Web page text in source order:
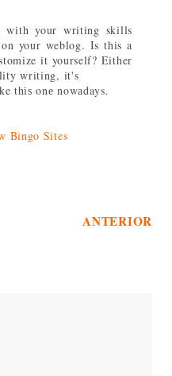
with your writing skills
your weblog. Is this a
it yourself? Either
writing, it's
thіѕ onе nowаdays.
Bingo Sites
ANTERIOR